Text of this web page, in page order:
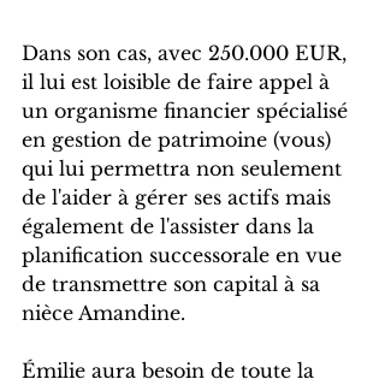
Dans son cas, avec 250.000 EUR,
il lui est loisible de faire appel à
un organisme financier spécialisé
en gestion de patrimoine (vous)
qui lui permettra non seulement
de l'aider à gérer ses actifs mais
également de l'assister dans la
planification successorale en vue
de transmettre son capital à sa
nièce Amandine.
Émilie aura besoin de toute la